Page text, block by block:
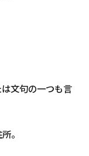
文句の一つも言
。